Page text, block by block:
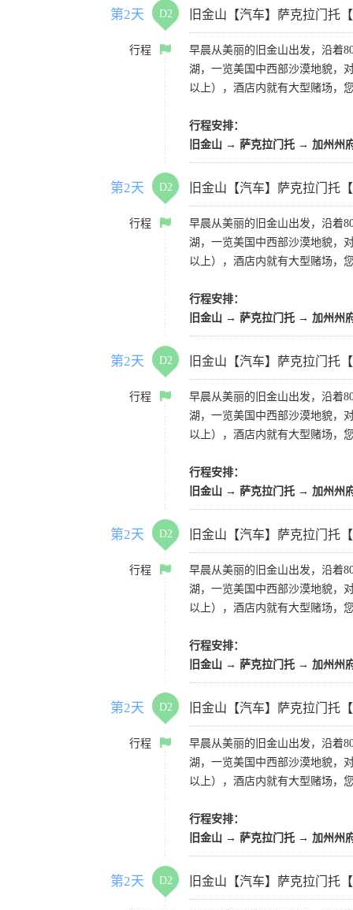
第2天 D2 旧金山【汽车】萨克拉门托
行程
早晨从美丽的旧金山出发，沿着
湖，一览美国中西部沙漠地貌，
以上），酒店内就有大型赌场，
行程安排：
旧金山 → 萨克拉门托 → 加州州
第2天 D2 旧金山【汽车】萨克拉门托
行程
早晨从美丽的旧金山出发，沿着
湖，一览美国中西部沙漠地貌，
以上），酒店内就有大型赌场，
行程安排：
旧金山 → 萨克拉门托 → 加州州
第2天 D2 旧金山【汽车】萨克拉门托
行程
早晨从美丽的旧金山出发，沿着
湖，一览美国中西部沙漠地貌，
以上），酒店内就有大型赌场，
行程安排：
旧金山 → 萨克拉门托 → 加州州
第2天 D2 旧金山【汽车】萨克拉门托
行程
早晨从美丽的旧金山出发，沿着
湖，一览美国中西部沙漠地貌，
以上），酒店内就有大型赌场，
行程安排：
旧金山 → 萨克拉门托 → 加州州
第2天 D2 旧金山【汽车】萨克拉门托
行程
早晨从美丽的旧金山出发，沿着
湖，一览美国中西部沙漠地貌，
以上），酒店内就有大型赌场，
行程安排：
旧金山 → 萨克拉门托 → 加州州
第2天 D2 旧金山【汽车】萨克拉门托